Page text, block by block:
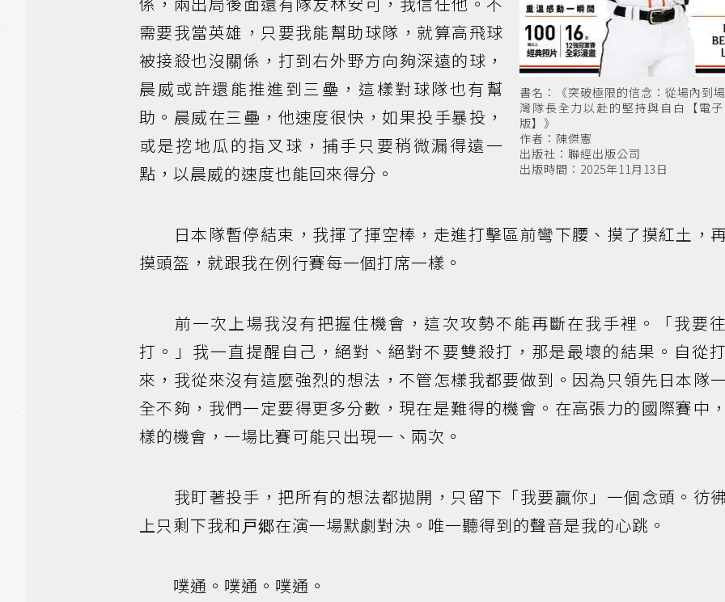
書名：《突破極限的信念：從場內到
灣隊長全力以赴的堅持與自白【電
版】》
作者：陳傑憲
出版社：聯經出版公司
出版時間：2025年11月13日
需要我當英雄，只要我能幫助球隊，就算高飛球
被接殺也沒關係，打到右外野方向夠深遠的球，
晨威或許還能推進到三壘，這樣對球隊也有幫
助。晨威在三壘，他速度很快，如果投手暴投，
或是挖地瓜的指叉球，捕手只要稍微漏得遠一
點，以晨威的速度也能回來得分。
日本隊暫停結束，我揮了揮空棒，走進打擊區前彎下腰、摸了摸紅土，
摸頭盔，就跟我在例行賽每一個打席一樣。
前一次上場我沒有把握住機會，這次攻勢不能再斷在我手裡。「我要
打。」我一直提醒自己，絕對、絕對不要雙殺打，那是最壞的結果。自從
來，我從來沒有這麼強烈的想法，不管怎樣我都要做到。因為只領先日本隊
全不夠，我們一定要得更多分數，現在是難得的機會。在高張力的國際賽中
樣的機會，一場比賽可能只出現一、兩次。
我盯著投手，把所有的想法都拋開，只留下「我要贏你」一個念頭。彷
上只剩下我和戸郷在演一場默劇對決。唯一聽得到的聲音是我的心跳。
噗通。噗通。噗通。